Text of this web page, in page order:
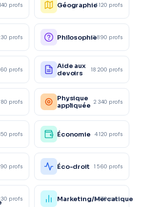
profs Géographie4 120 profs
profs Philosophie3 890 profs
profs
Aide aux
devoirs
18 200 profs
profs
Physique
appliquée 2 340 profs
profs Économie 4 120 profs
profs Éco-droit 1 560 profs
profs Marketing/Mercatique
1 870 profs